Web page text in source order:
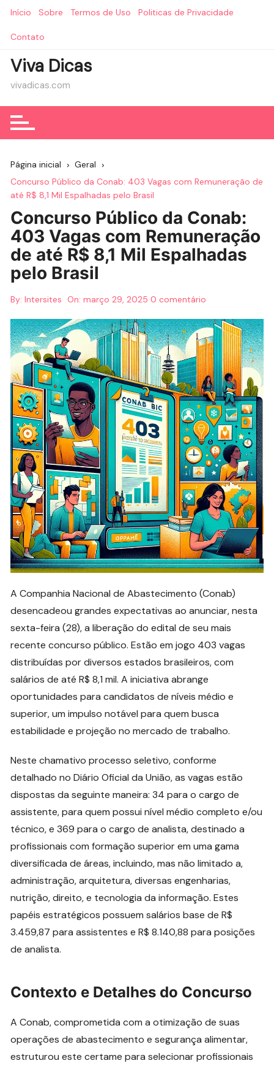
Início Sobre Termos de Uso Politicas de Privacidade
Contato
Viva Dicas
vivadicas.com
Página inicial
Geral
Concurso Público da Conab: 403 Vagas com Remuneração de
até R$ 8,1 Mil Espalhadas pelo Brasil
Concurso Público da Conab:
403 Vagas com Remuneração
de até R$ 8,1 Mil Espalhadas
pelo Brasil
By: Intersites On:março 29, 2025 0 comentário
A Companhia Nacional de Abastecimento (Conab)
desencadeou grandes expectativas ao anunciar, nesta
sexta-feira (28), a liberação do edital de seu mais
recente concurso público. Estão em jogo 403 vagas
distribuídas por diversos estados brasileiros, com
salários de até R$ 8,1 mil. A iniciativa abrange
oportunidades para candidatos de níveis médio e
superior, um impulso notável para quem busca
estabilidade e projeção no mercado de trabalho.
Neste chamativo processo seletivo, conforme
detalhado no Diário Oficial da União, as vagas estão
dispostas da seguinte maneira: 34 para o cargo de
assistente, para quem possui nível médio completo e/ou
técnico, e 369 para o cargo de analista, destinado a
profissionais com formação superior em uma gama
diversificada de áreas, incluindo, mas não limitado a,
administração, arquitetura, diversas engenharias,
nutrição, direito, e tecnologia da informação. Estes
papéis estratégicos possuem salários base de R$
3.459,87 para assistentes e R$ 8.140,88 para posições
de analista.
Contexto e Detalhes do Concurso
A Conab, comprometida com a otimização de suas
operações de abastecimento e segurança alimentar,
estruturou este certame para selecionar profissionais